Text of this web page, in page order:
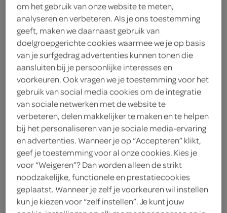
ingrediënten
zonnebloemolie
4 tortillawraps
1 blikje mais
2 teentjes knoflook
1 zakje tacokruiden
1 eetlepel hete pepersaus
75 gram roomkaas
om het gebruik van onze website te meten,
analyseren en verbeteren. Als je ons toestemming
geeft, maken we daarnaast gebruik van
doelgroepgerichte cookies waarmee we je op basis
van je surfgedrag advertenties kunnen tonen die
aansluiten bij je persoonlijke interesses en
voorkeuren. Ook vragen we je toestemming voor het
gebruik van social media cookies om de integratie
van sociale netwerken met de website te
verbeteren, delen makkelijker te maken en te helpen
bij het personaliseren van je sociale media-ervaring
en advertenties. Wanneer je op “Accepteren” klikt,
geef je toestemming voor al onze cookies. Kies je
voor “Weigeren”? Dan worden alleen de strikt
noodzakelijke, functionele en prestatiecookies
geplaatst. Wanneer je zelf je voorkeuren wil instellen
kun je kiezen voor “zelf instellen”. Je kunt jouw